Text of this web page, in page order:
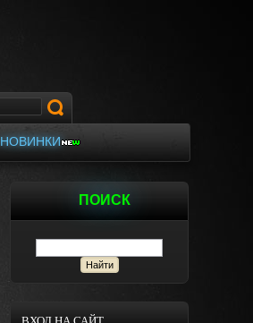
НОВИНКИ
ПОИСК